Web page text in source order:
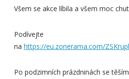
Všem se akce líbila a všem moc
Podívejte
nahttps://eu.zonerama.com/
Po podzimních prázdninách se